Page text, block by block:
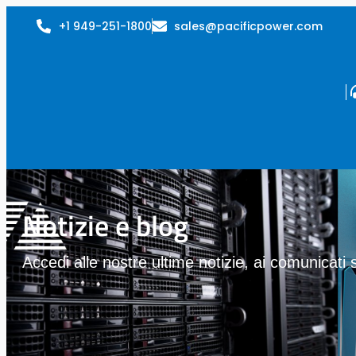
+1 949-251-1800 sales@pacificpower.com
Notizie e blog
Accedi alle nostre ultime notizie, ai comunicati